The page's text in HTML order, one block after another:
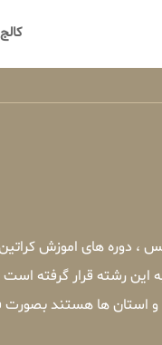
کالج
، دوره های اموزش
این رشته قرار گرفته است
و استان ها هستند